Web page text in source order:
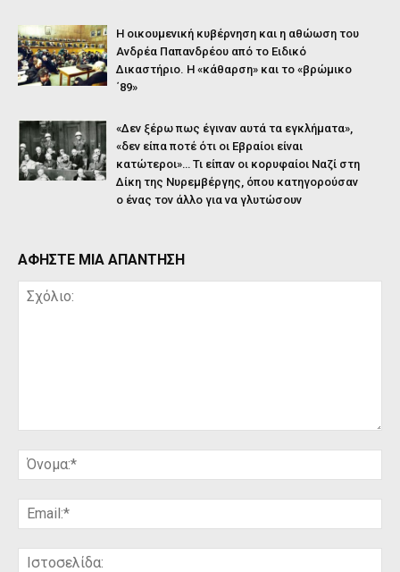
Η οικουμενική κυβέρνηση και η αθώωση του
Ανδρέα Παπανδρέου από το Ειδικό
Δικαστήριο. Η «κάθαρση» και το «βρώμικο
΄89»
«Δεν ξέρω πως έγιναν αυτά τα εγκλήματα»,
«δεν είπα ποτέ ότι οι Εβραίοι είναι
κατώτεροι»… Τι είπαν οι κορυφαίοι Ναζί στη
Δίκη της Νυρεμβέργης, όπου κατηγορούσαν
ο ένας τον άλλο για να γλυτώσουν
ΑΦΗΣΤΕ ΜΙΑ ΑΠΑΝΤΗΣΗ